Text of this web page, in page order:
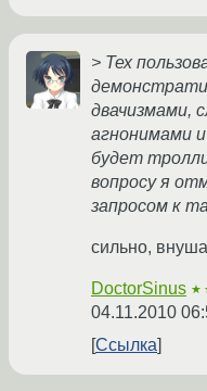
> Тех
двачизмами,
агнонимами
будет
вопросу я
запросом к
сильно,
DoctorSinus
04.11.2010
Ссылка